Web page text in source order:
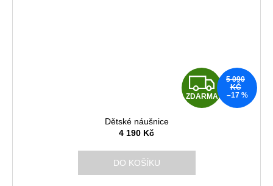
Z
D
ZDARMA
5 090
KČ
–17 %
Dětské náušnice
4 190 Kč
DO KOŠÍKU